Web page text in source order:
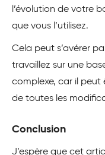
l’évolution de votre
que vous l’utilisez.
Cela peut s’avérer
travaillez sur une
complexe, car il peut
de toutes les
Conclusion
J’espère que cet